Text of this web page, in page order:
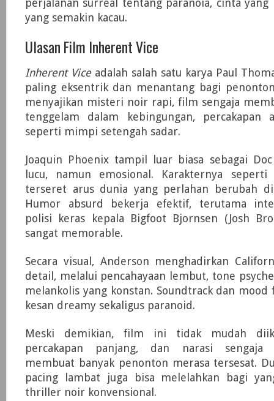
yang semakin kacau.
Ulasan Film Inherent Vice
Inherent Viceadalah salah satu karya Paul
paling eksentrik dan menantang bagi
menyajikan misteri noir rapi, film sengaja
tenggelam dalam kebingungan, percakapan
seperti mimpi setengah sadar.
Joaquin Phoenix tampil luar biasa sebagai
lucu, namun emosional. Karakternya
terseret arus dunia yang perlahan berubah
Humor absurd bekerja efektif, terutama
polisi keras kepala Bigfoot Bjornsen (Josh
sangat memorable.
Secara visual, Anderson menghadirkan
detail, melalui pencahayaan lembut, tone
melankolis yang konstan. Soundtrack dan
kesan dreamy sekaligus paranoid.
Meski demikian, film ini tidak mudah
percakapan panjang, dan narasi sengaja
membuat banyak penonton merasa tersesat.
pacing lambat juga bisa melelahkan bagi
thriller noir konvensional.